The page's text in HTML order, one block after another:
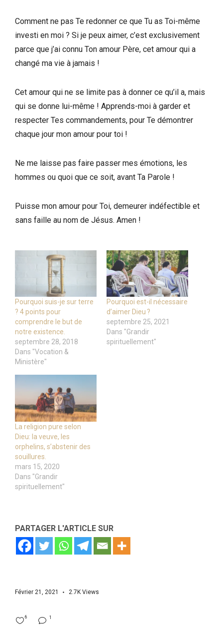
Comment ne pas Te redonner ce que Tu as Toi-même
investi en moi ? Si je peux aimer, c’est exclusivement
parce que j’ai connu Ton amour Père, cet amour qui a
changé ma vie à jamais !
Cet amour qui ne se limite pas à donner ce qu’il a, mais
qui se donne lui-même ! Apprends-moi à garder et
respecter Tes commandements, pour Te démontrer
chaque jour mon amour pour toi !
Ne me laisse pas faire passer mes émotions, les
hommes ou quoi que ce soit, avant Ta Parole !
Puisse mon amour pour Toi, demeurer indéfectible et
sans faille au nom de Jésus. Amen !
Pourquoi suis-je sur terre
? 4 points pour
comprendre le but de
notre existence.
septembre 28, 2018
Dans "Vocation &
Ministère"
Pourquoi est-il nécessaire
d’aimer Dieu ?
septembre 25, 2021
Dans "Grandir
spirituellement"
La religion pure selon
Dieu: la veuve, les
orphelins, s’abstenir des
souillures.
mars 15, 2020
Dans "Grandir
spirituellement"
PARTAGER L'ARTICLE SUR
Février 21, 2021 2.7K Views
1
6